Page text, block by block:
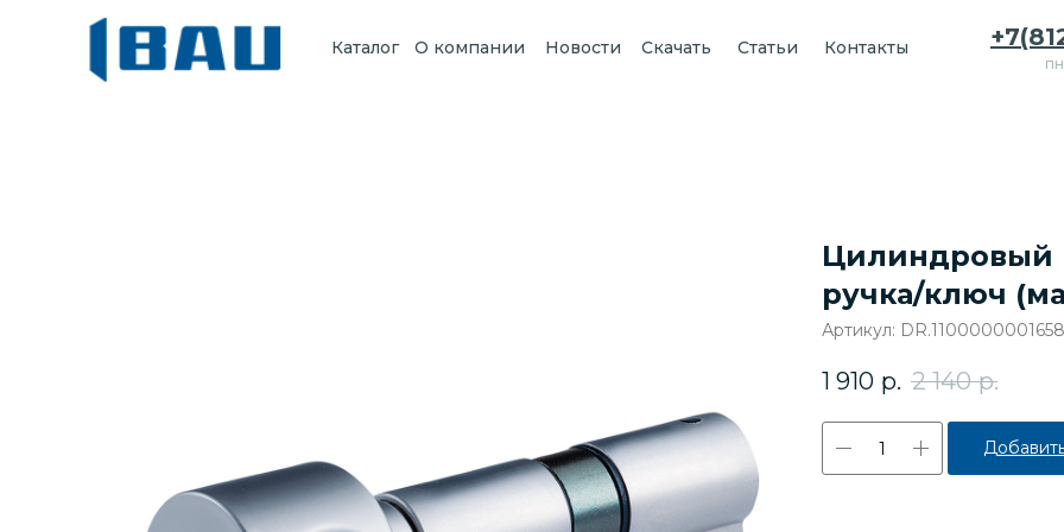
Каталог О компании Новости Статьи Контакты
Скачать
Цилиндровый
ручка/ключ
Артикул: DR.1100000001658
1 910 р. 2 140 р.